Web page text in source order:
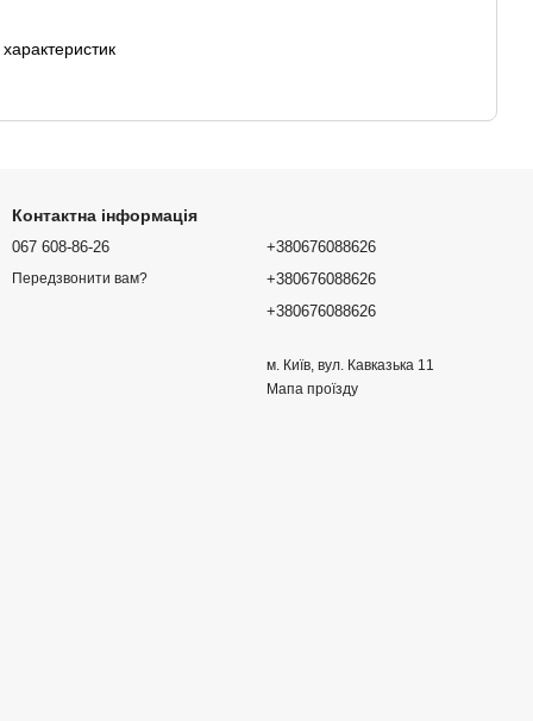
Контактна інформація
067 608-86-26
Передзвонити вам?
+380676088626
+380676088626
+380676088626
м. Київ, вул. Кавказька 11
Мапа проїзду